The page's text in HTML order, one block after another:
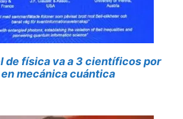
de física va a 3 científicos por
mecánica cuántica